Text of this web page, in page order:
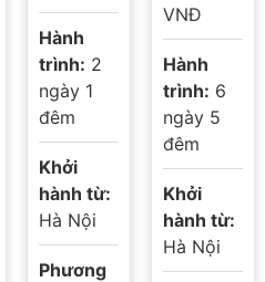
| 2 Ngày 1
Đêm
Hành
trình: 2
ngày 1
đêm
Khởi
hành từ:
Hà Nội
Phương
LONG –
YÊN TỬ –
SA PA –
HÀ NỘI |
6N5Đ
VNĐ
Hành
trình: 6
ngày 5
đêm
Khởi
hành từ:
Hà Nội